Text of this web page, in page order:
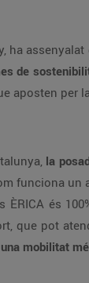
ha
de
aposten per
la
funciona
ÈRICA és
que pot
mobilitat